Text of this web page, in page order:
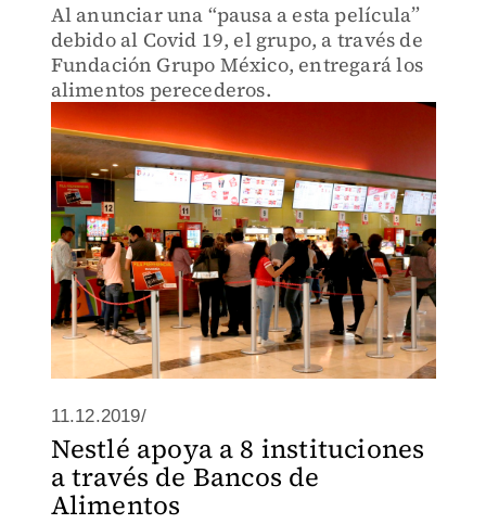
Al anunciar una “pausa a esta película”
debido al Covid 19, el grupo, a través de
Fundación Grupo México, entregará los
alimentos perecederos.
11.12.2019/
Nestlé apoya a 8 instituciones
a través de Bancos de
Alimentos